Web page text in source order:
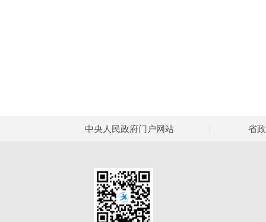
中央人民政府门户网站 省